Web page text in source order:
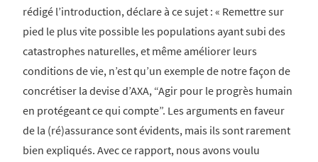
rédigé l’introduction, déclare à ce sujet : « Remettre sur
pied le plus vite possible les populations ayant subi des
catastrophes naturelles, et même améliorer leurs
conditions de vie, n’est qu’un exemple de notre façon de
concrétiser la devise d’AXA, “Agir pour le progrès humain
en protégeant ce qui compte”. Les arguments en faveur
de la (ré)assurance sont évidents, mais ils sont rarement
bien expliqués. Avec ce rapport, nous avons voulu